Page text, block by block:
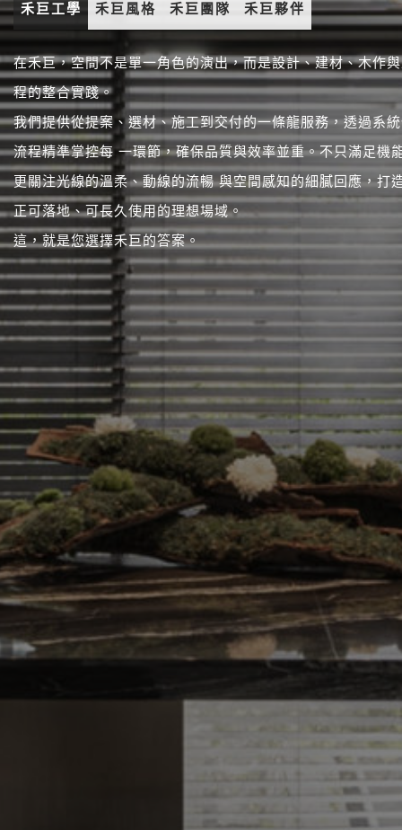
禾巨工學 禾巨風格 禾巨團隊 禾巨夥伴
在禾巨，空間不是單一角色的演出，而是設計、建材、木作
程的整合實踐。
我們提供從提案、選材、施工到交付的一條龍服務，透過系
流程精準掌控每 一環節，確保品質與效率並重。不只滿足機
更關注光線的溫柔、動線的流暢 與空間感知的細膩回應，打
正可落地、可長久使用的理想場域。
這，就是您選擇禾巨的答案。